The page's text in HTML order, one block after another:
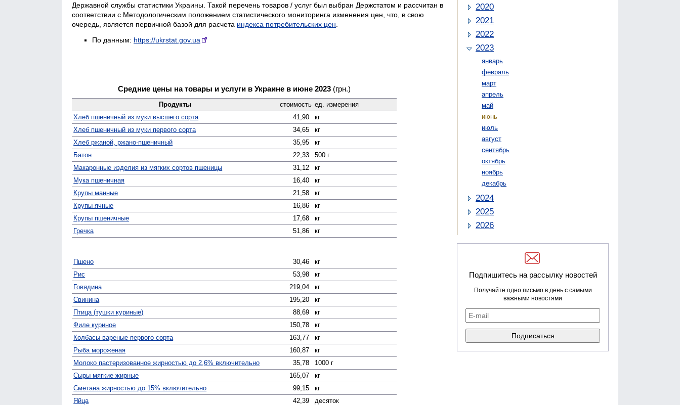
Державной службы статистики Украины. Такой перечень товаров / услуг был выбран Держстатом и рассчитан в
соответствии с Методологическим положением статистического мониторинга изменения цен, что, в свою
очередь, является первичной базой для расчета индекса потребительских цен
По данным: https://ukrstat.gov.ua
Средние цены на товары и услуги в Украине в июне 2023 (грн.)
Продукты стоимость ед. измерения
Хлеб пшеничный из муки высшего сорта
41,90
кг
Хлеб пшеничный из муки первого сорта
34,65
кг
Хлеб ржаной, ржано-пшеничный
35,95
кг
Батон
22,33
500 г
Макаронные изделия из мягких сортов пшеницы
31,12
кг
Мука пшеничная
16,40
кг
Крупы манные
21,58
кг
Крупы ячные
16,86
кг
Крупы пшеничные
17,68
кг
Гречка
51,86 кг
Пшено 30,46
кг
Рис
53,98
кг
Говядина
219,04
кг
Свинина
195,20
кг
Птица (тушки куриные)
88,69
кг
Филе куриное
150,78
кг
Колбасы вареные первого сорта
163,77
кг
Рыба мороженая
160,87
кг
Молоко пастеризованное жирностью до 2,6% включительно
35,78
1000 г
Сыры мягкие жирные
165,07
кг
Сметана жирностью до 15% включительно
99,15
кг
Яйца
42,39
десяток
2020
2021
2022
2023
январь
февраль
март
апрель
май
июнь
июль
август
сентябрь
октябрь
ноябрь
декабрь
2024
2025
2026
Подпишитесь на рассылку новостей
Получайте одно письмо в день с самыми
важными новостями